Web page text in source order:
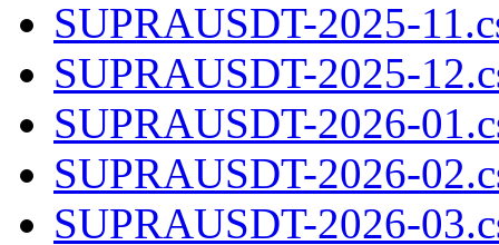
SUPRAUSDT-2025-
SUPRAUSDT-2025-
SUPRAUSDT-2026-
SUPRAUSDT-2026-
SUPRAUSDT-2026-